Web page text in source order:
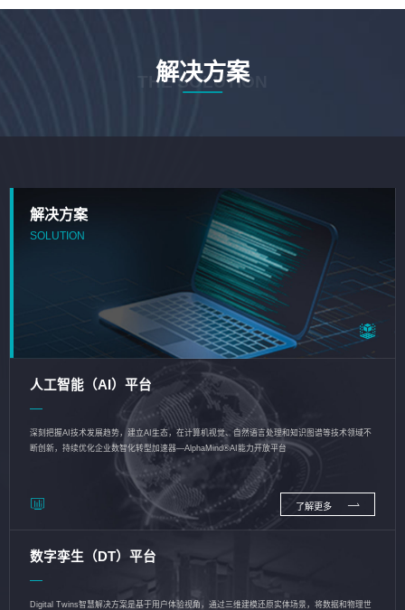
解决方案
THE SOLUTION
解决方案
SOLUTION
人工智能（AI）平台
深刻把握AI技术发展趋势，建立AI生态，在计算机视觉、自然语言处理和知识图谱等技术领域不
断创新，持续优化企业数智化转型加速器—AlphaMind®AI能力开放平台
了解更多
数字孪生（DT）平台
Digital Twins智慧解决方案是基于用户体验视角，通过三维建模还原实体场景，将数据和物理世